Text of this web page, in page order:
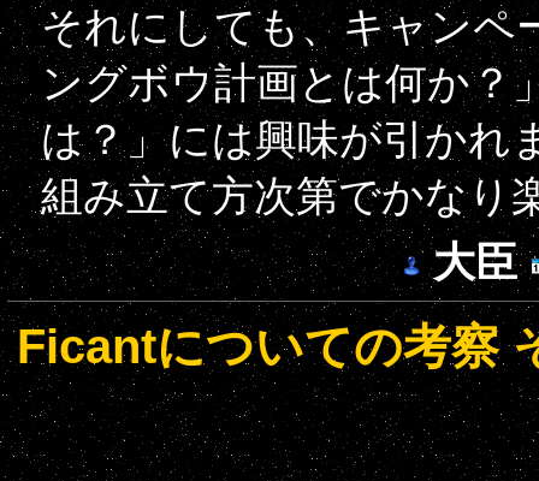
それにしても、キャンペ
ングボウ計画とは何か？
は？」には興味が引かれ
組み立て方次第でかなり
大臣
Ficantについての考察